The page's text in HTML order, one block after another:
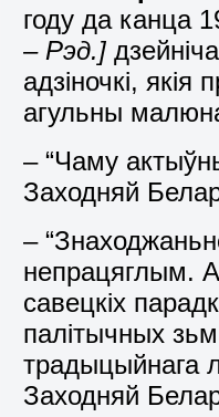
году да канца
– Рэд.]
адзіночкі,
агульны
– “Чаму
Заходняй
–
непрацяглым.
савецкіх
палітычных
традыцыйнага
Заходняй